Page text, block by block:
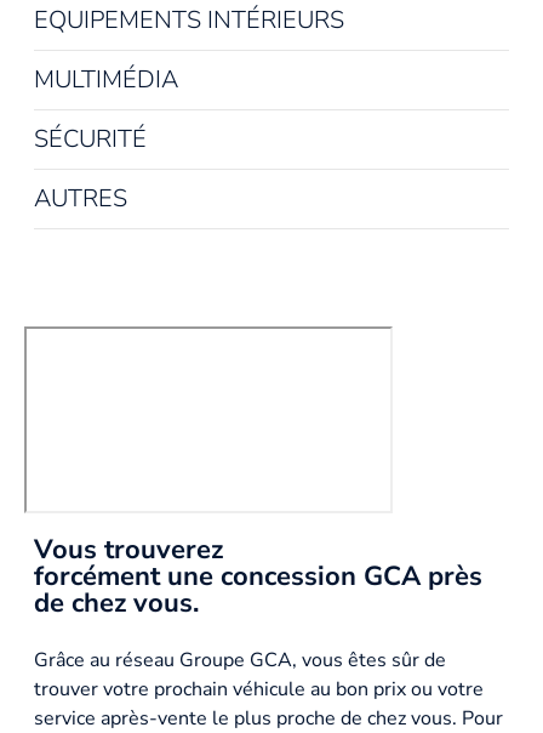
EQUIPEMENTS INTÉRIEURS
MULTIMÉDIA
SÉCURITÉ
AUTRES
Vous trouverez
forcément une concession GCA près
de chez vous.
Grâce au réseau Groupe GCA, vous êtes sûr de
trouver votre prochain véhicule au bon prix ou votre
service après-vente le plus proche de chez vous. Pour